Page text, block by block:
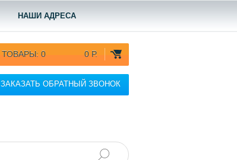
НАШИ АДРЕСА
ТОВАРЫ: 0 0 Р.
ЗАКАЗАТЬ ОБРАТНЫЙ ЗВОНОК